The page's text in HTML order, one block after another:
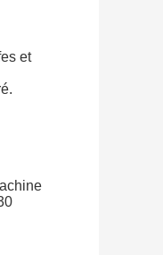
et